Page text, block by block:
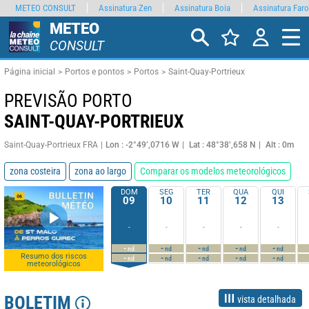
METEO
CONSULT
Página inicial Portos e pontos Portos Saint-Quay-Portrieux
PREVISÃO PORTO
SAINT-QUAY-PORTRIEUX
Saint-Quay-Portrieux FRA Lon : -2°49’,0716 W Lat : 48°38’,658 N Alt : 0m
zona costeira zona ao largo Comparar os modelos meteorológicos
Resumo dos riscos
meteorológicos
DOM
09
-
-nd
-nd
SEG
10
-
-nd
-nd
TER
11
-
-nd
-nd
QUA
12
-
-nd
-nd
QUI
13
-
-nd
-nd
BOLETIM
vista detalhada
METEO CONSULT Assinatura Zen Assinatura Boia Assinatura